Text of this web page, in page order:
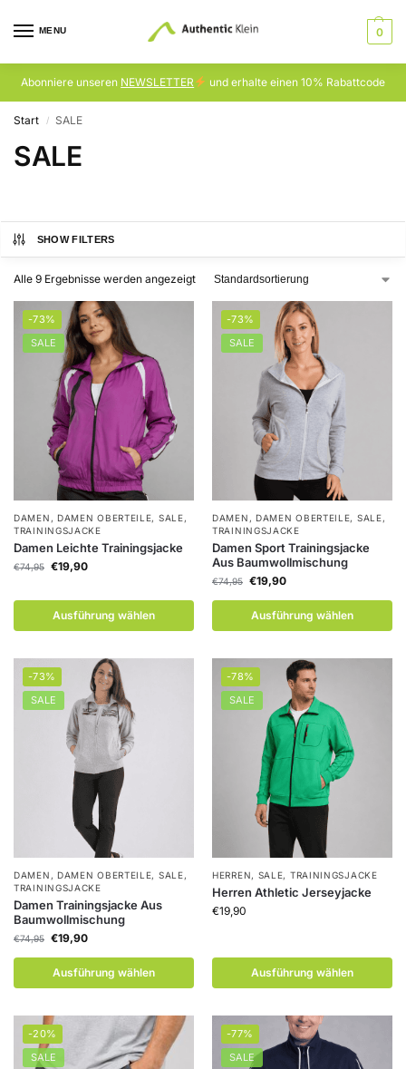
MENU 0
Abonniere unseren NEWSLETTER und erhalte einen 10% Rabattcode
Start / SALE
SALE
SHOW FILTERS
Alle 9 Ergebnisse werden angezeigt
-73%
SALE
DAMEN , DAMEN OBERTEILE, SALE,
TRAININGSJACKE
Damen Leichte Trainingsjacke
€74,95 €19,90
Ausführung wählen
-73%
SALE
DAMEN , DAMEN OBERTEILE, SALE,
TRAININGSJACKE
Damen Sport Trainingsjacke
Aus Baumwollmischung
€74,95 €19,90
Ausführung wählen
-73%
SALE
DAMEN , DAMEN OBERTEILE, SALE,
TRAININGSJACKE
Damen Trainingsjacke Aus
Baumwollmischung
€74,95 €19,90
Ausführung wählen
-78%
SALE
HERREN, SALE, TRAININGSJACKE
Herren Athletic Jerseyjacke
€19,90
Ausführung wählen
-20%
SALE
-77%
SALE